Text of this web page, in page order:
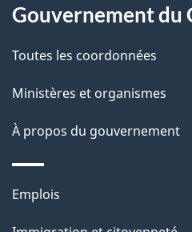
i
l
s
d
e
l
propos
de
ce
site
Gouvernement du
Toutes les coordonnées
Ministères et organismes
À propos du gouvernement
Thèmes
Emplois